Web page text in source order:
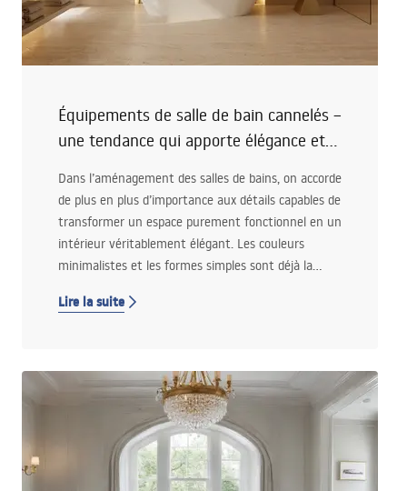
Équipements de salle de bain cannelés –
une tendance qui apporte élégance et
Dans l’aménagement des salles de bains, on accorde
de plus en plus d’importance aux détails capables de
transformer un espace purement fonctionnel en un
intérieur véritablement élégant. Les couleurs
minimalistes et les formes simples sont déjà la
s’imposent aujourd’hui comme l’une des tendances
et de la profondeur visuelle sans recourir à des
couleurs intenses ni à des motifs marqués.
Lire la suite